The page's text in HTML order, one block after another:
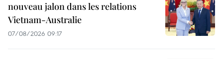
nouveau jalon dans les relations
Vietnam-Australie
07/08/2026 09:17